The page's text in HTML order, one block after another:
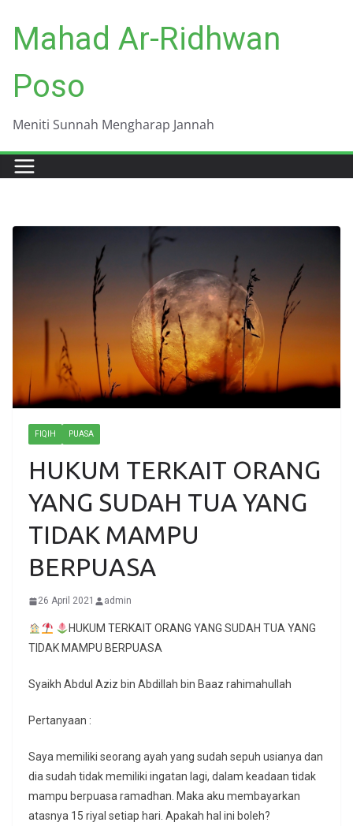
content
Mahad Ar-Ridhwan
Poso
Meniti Sunnah Mengharap Jannah
FIQIH PUASA
HUKUM TERKAIT ORANG
YANG SUDAH TUA YANG
TIDAK MAMPU
BERPUASA
26 April 2021 admin
HUKUM TERKAIT ORANG YANG SUDAH TUA YANG
TIDAK MAMPU BERPUASA
Syaikh Abdul Aziz bin Abdillah bin Baaz rahimahullah
Pertanyaan :
Saya memiliki seorang ayah yang sudah sepuh usianya dan
dia sudah tidak memiliki ingatan lagi, dalam keadaan tidak
mampu berpuasa ramadhan. Maka aku membayarkan
atasnya 15 riyal setiap hari. Apakah hal ini boleh?